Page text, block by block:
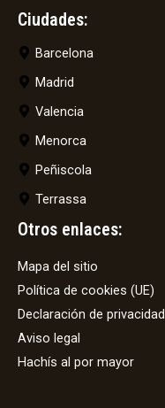
Ciudades:
Barcelona
Madrid
Valencia
Menorca
Peñiscola
Terrassa
Otros enlaces:
Mapa del sitio
Política de cookies (UE)
Declaración de privacidad
Aviso legal
Hachís al por mayor